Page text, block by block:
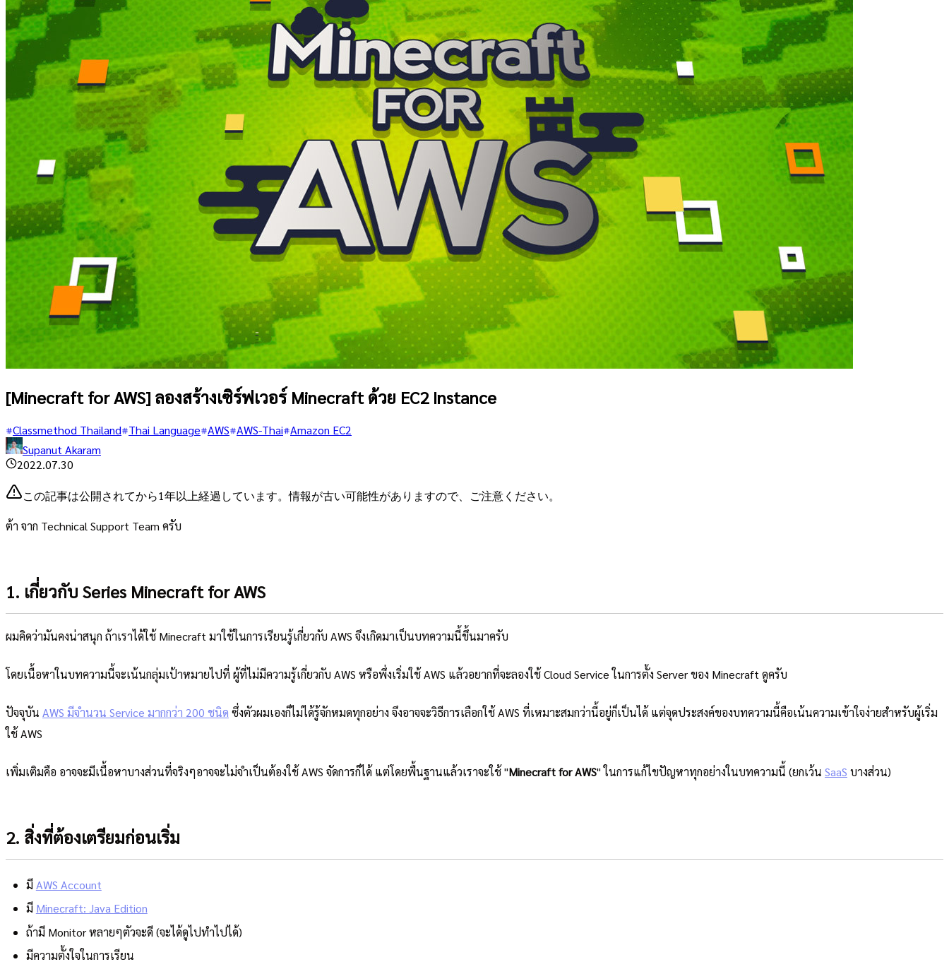
[Minecraft for AWS] ลองสร้างเซิร์ฟเวอร์ Minecraft ด้วย EC2 Instance
Classmethod Thailand Thai Language AWS AWS-Thai Amazon EC2
Supanut Akaram
2022.07.30
この記事は公開されてから1年以上経過しています。情報が古い可能性がありますので、ご注意ください。
ต้า จาก Technical Support Team ครับ
1. เกี่ยวกับ Series Minecraft for AWS
ผมคิดว่ามันคงน่าสนุก ถ้าเราได้ใช้ Minecraft มาใช้ในการเรียนรู้เกี่ยวกับ AWS จึงเกิดมาเป็นบทความนี้ขึ้นมาครับ
โดยเนื้อหาในบทความนี้จะเน้นกลุ่มเป้าหมายไปที่ ผู้ที่ไม่มีความรู้เกี่ยวกับ AWS หรือพึ่งเริ่มใช้ AWS แล้วอยากที่จะลองใช้ Cloud Service ในการตั้ง Server ของ Minecraft ดูครับ
ปัจจุบัน AWS มีจำนวน Service มากกว่า 200 ชนิด ซึ่งตัวผมเองก็ไม่ได้รู้จักหมดทุกอย่าง จึงอาจจะวิธีการเลือกใช้ AWS ที่เหมาะสมกว่านี้อยู่ก็เป็นได้ แต่จุดประสงค์ของบทความนี้คือเน้นความเข้าใจง่ายสำหรับผู้เริ่ม
ใช้ AWS
เพิ่มเติมคือ อาจจะมีเนื้อหาบางส่วนที่จริงๆอาจจะไม่จำเป็นต้องใช้ AWS จัดการก็ได้ แต่โดยพื้นฐานแล้วเราจะใช้ "Minecraft for AWS" ในการแก้ไขปัญหาทุกอย่างในบทความนี้ (ยกเว้น SaaS บางส่วน)
2. สิ่งที่ต้องเตรียมก่อนเริ่ม
มี AWS Account
มี Minecraft: Java Edition
ถ้ามี Monitor หลายๆตัวจะดี (จะได้ดูไปทำไปได้)
มีความตั้งใจในการเรียน